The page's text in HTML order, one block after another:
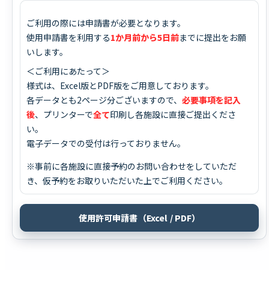
ご利用の際には申請書が必要となります。
使用申請書を利用する1か月前から5日前までに提出をお願
いします。
＜ご利用にあたって＞
様式は、Excel版とPDF版をご用意しております。
各データとも2ページ分ございますので、 必要事項を記入
後、プリンターで全て印刷し各施設に直接ご提出くださ
い。
電子データでの受付は行っておりません。
※事前に各施設に直接予約のお問い合わせをしていただ
き、仮予約をお取りいただいた上でご利用ください。
使用許可申請書（Excel / PDF）